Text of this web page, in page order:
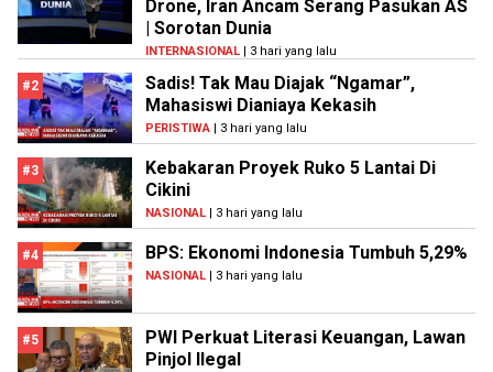
Drone, Iran Ancam Serang Pasukan AS
| Sorotan Dunia
INTERNASIONAL | 3 hari yang lalu
#2
Sadis! Tak Mau Diajak “Ngamar”,
Mahasiswi Dianiaya Kekasih
PERISTIWA | 3 hari yang lalu
#3
Kebakaran Proyek Ruko 5 Lantai Di
Cikini
NASIONAL | 3 hari yang lalu
#4 BPS: Ekonomi Indonesia Tumbuh 5,29%
NASIONAL | 3 hari yang lalu
#5
PWI Perkuat Literasi Keuangan, Lawan
Pinjol Ilegal